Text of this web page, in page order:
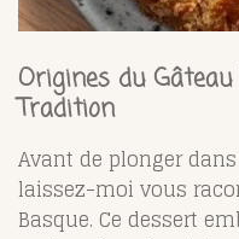
Origines du
Tradition
Avant de plonger
laissez-moi vous
Basque. Ce dessert